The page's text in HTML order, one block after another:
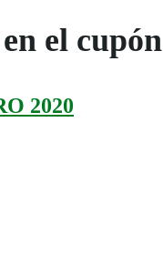
el cupón
2020